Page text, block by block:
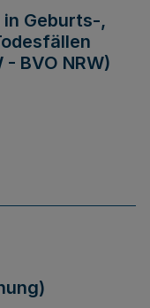
Geburts-,
BVO NRW)